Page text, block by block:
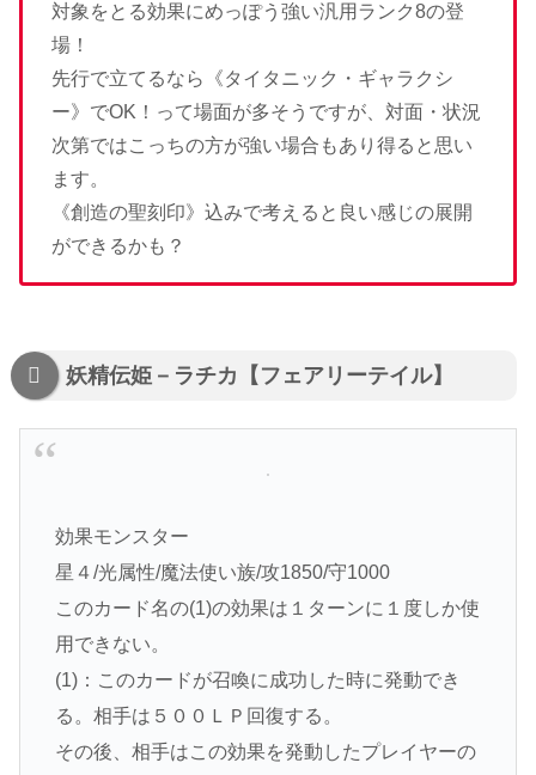
対象をとる効果にめっぽう強い汎用ランク8の登
場！
先行で立てるなら《タイタニック・ギャラクシ
ー》でOK！って場面が多そうですが、対面・状況
次第ではこっちの方が強い場合もあり得ると思い
ます。
《創造の聖刻印》込みで考えると良い感じの展開
ができるかも？
妖精伝姫－ラチカ【フェアリーテイル】
効果モンスター
星４/光属性/魔法使い族/攻1850/守1000
このカード名の(1)の効果は１ターンに１度しか使
用できない。
(1)：このカードが召喚に成功した時に発動でき
る。相手は５００ＬＰ回復する。
その後、相手はこの効果を発動したプレイヤーの